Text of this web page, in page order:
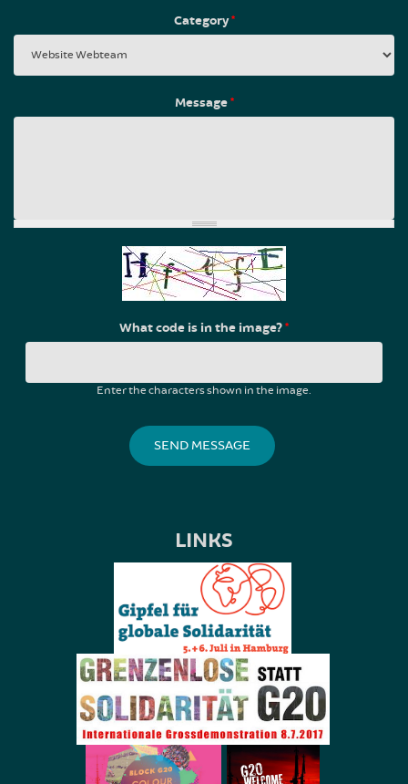
Category*
Message*
What code is in the image?*
Enter the characters shown in the image.
LINKS